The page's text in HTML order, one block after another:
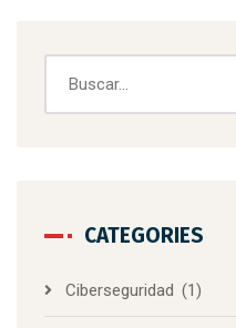
CATEGORIES
Ciberseguridad (1)